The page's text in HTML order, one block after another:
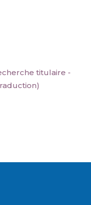
titulaire -